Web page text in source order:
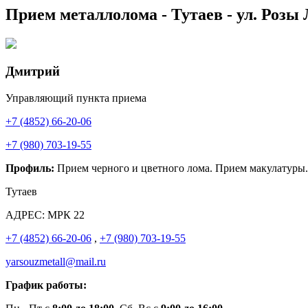
Прием металлолома - Тутаев - ул. Розы
Дмитрий
Управляющий пункта приема
+7 (4852) 66-20-06
+7 (980) 703-19-55
Профиль: Прием черного и цветного лома. Прием макулатуры.
Тутаев
АДРЕС: МРК 22
+7 (4852) 66-20-06 , +7 (980) 703-19-55
yarsouzmetall@mail.ru
График работы: